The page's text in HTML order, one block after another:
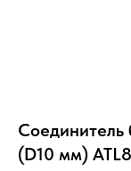
Соединитель
(D10 мм)